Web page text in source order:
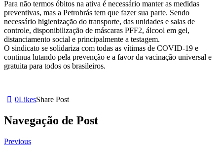
Para não termos óbitos na ativa é necessário manter as medidas
preventivas, mas a Petrobrás tem que fazer sua parte. Sendo
necessário higienização do transporte, das unidades e salas de
controle, disponibilização de máscaras PFF2, álcool em gel,
distanciamento social e principalmente a testagem.
O sindicato se solidariza com todas as vítimas de COVID-19 e
continua lutando pela prevenção e a favor da vacinação universal e
gratuita para todos os brasileiros.
0LikesShare Post
Navegação de Post
Previous